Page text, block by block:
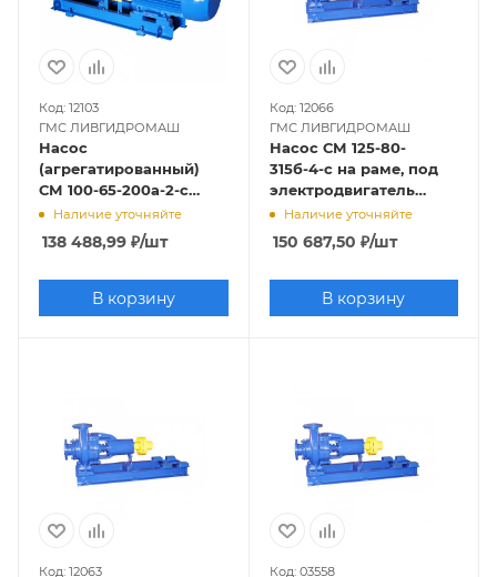
Код: 12103
ГМС ЛИВГИДРОМАШ
Насос
(агрегатированный)
СМ 100-65-200а-2-с
(22х3000)
Наличие уточняйте
138 488,99 ₽/шт
В корзину
Код: 12066
ГМС ЛИВГИДРОМАШ
Насос СМ 125-80-
315б-4-с на раме, под
электродвигатель
15х1500
Наличие уточняйте
150 687,50 ₽/шт
В корзину
Код: 12063 Код: 03558